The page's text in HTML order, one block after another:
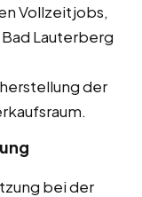
Vollzeitjobs,
Lauterberg
der
bei der